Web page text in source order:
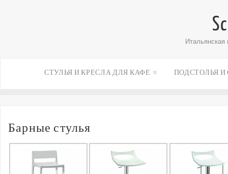
СТУЛЬЯ И КРЕСЛА ДЛЯ КАФЕ ПОДСТОЛЬЯ
Барные стулья